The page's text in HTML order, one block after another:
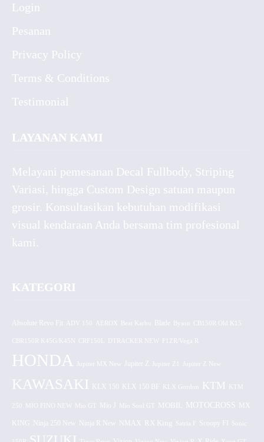
Login
Pesanan
Privacy Policy
Terms & Conditions
Testimonial
LAYANAN KAMI
Melayani pemesanan Decal Fullbody, Striping
Variasi, hingga Custom Design satuan maupun
grosir. Konsultasikan kebutuhan modifikasi
visual kendaraan Anda bersama tim profesional
kami.
KATEGORI
Absolute Revo Fit ADV 150 AEROX CB150R Old K15
CBR150R K45G/K45N CRF150L DTRACKER NEW F1ZR/Vega R
HONDA Jupiter MX New Jupiter Z Jupiter Z1 Jupiter Z New
KAWASAKI KLX 150 KLX 150 BF KLX Gordon KTM KTM
250 MIO FINO NEW Mio GT Mio J Mio Soul GT MOBIL MOTOCROSS MX
KING Ninja 250 New Ninja R New NMAX RX King Satria F Scoopy FI Sonic